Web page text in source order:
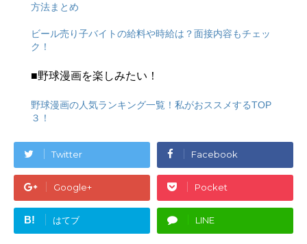
方法まとめ
ビール売り子バイトの給料や時給は？面接内容もチェッ
ク！
■野球漫画を楽しみたい！
野球漫画の人気ランキング一覧！私がおススメするTOP
３！
Twitter Facebook
Google+ Pocket
B! はてブ LINE